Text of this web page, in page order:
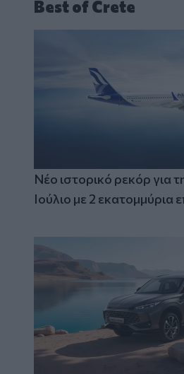
Best of Crete
Νέο ιστορικό ρεκόρ για
Ιούλιο με 2 εκατομμύρια